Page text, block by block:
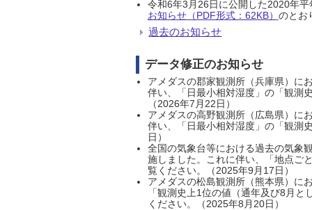
令和6年3月26日に公開した2020年
お知らせ（PDF形式：62KB） のとお
過去のお知らせ
データ修正のお知らせ
アメダスの郡家観測所（兵庫県）に
伴い、「日最小相対湿度」の「観測
（2026年7月22日）
アメダスの高野観測所（広島県）に
伴い、「日最小相対湿度」の「観測
日）
全国の気象台等における過去の気象
施しました。これに伴い、「地点ご
覧ください。（2025年9月17日）
アメダスの松島観測所（熊本県）に
「観測史上1位の値（通年及び8月
ください。（2025年8月20日）